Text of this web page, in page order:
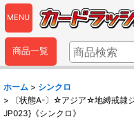
MENU
商品一覧
ホーム > シンクロ
>
〔状態A-〕☆アジア☆地縛戒隷
JP023}《シンクロ》